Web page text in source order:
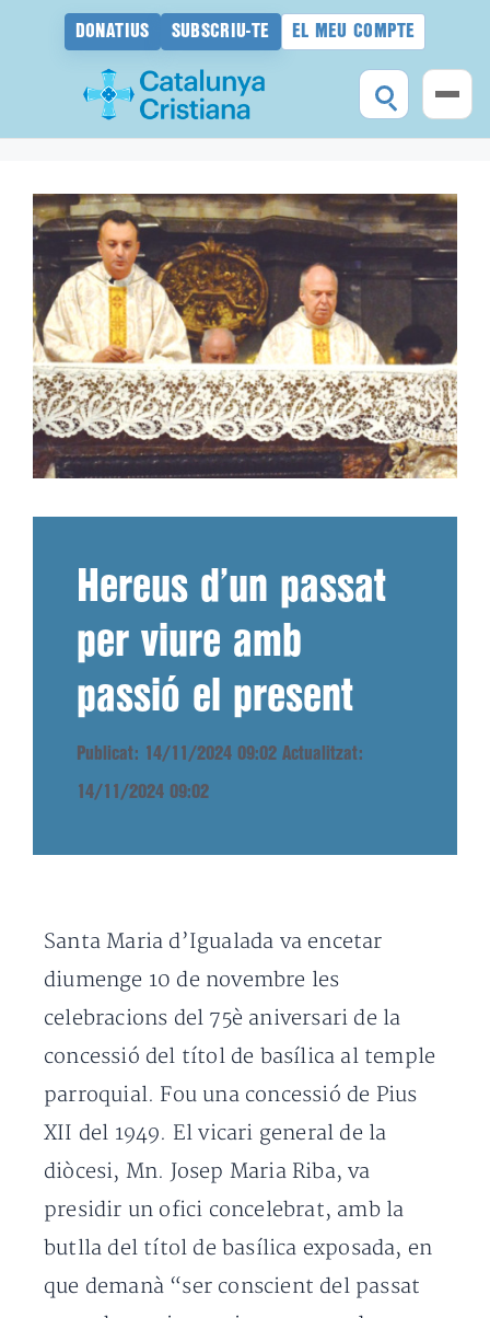
DONATIUS SUBSCRIU-TE EL MEU COMPTE
contingut
Hereus d’un passat
per viure amb
passió el present
Publicat: 14/11/2024 09:02 Actualitzat:
14/11/2024 09:02
Santa Maria d’Igualada va encetar
diumenge 10 de novembre les
celebracions del 75è aniversari de la
concessió del títol de basílica al temple
parroquial. Fou una concessió de Pius
XII del 1949. El vicari general de la
diòcesi, Mn. Josep Maria Riba, va
presidir un ofici concelebrat, amb la
butlla del títol de basílica exposada, en
que demanà “ser conscient del passat